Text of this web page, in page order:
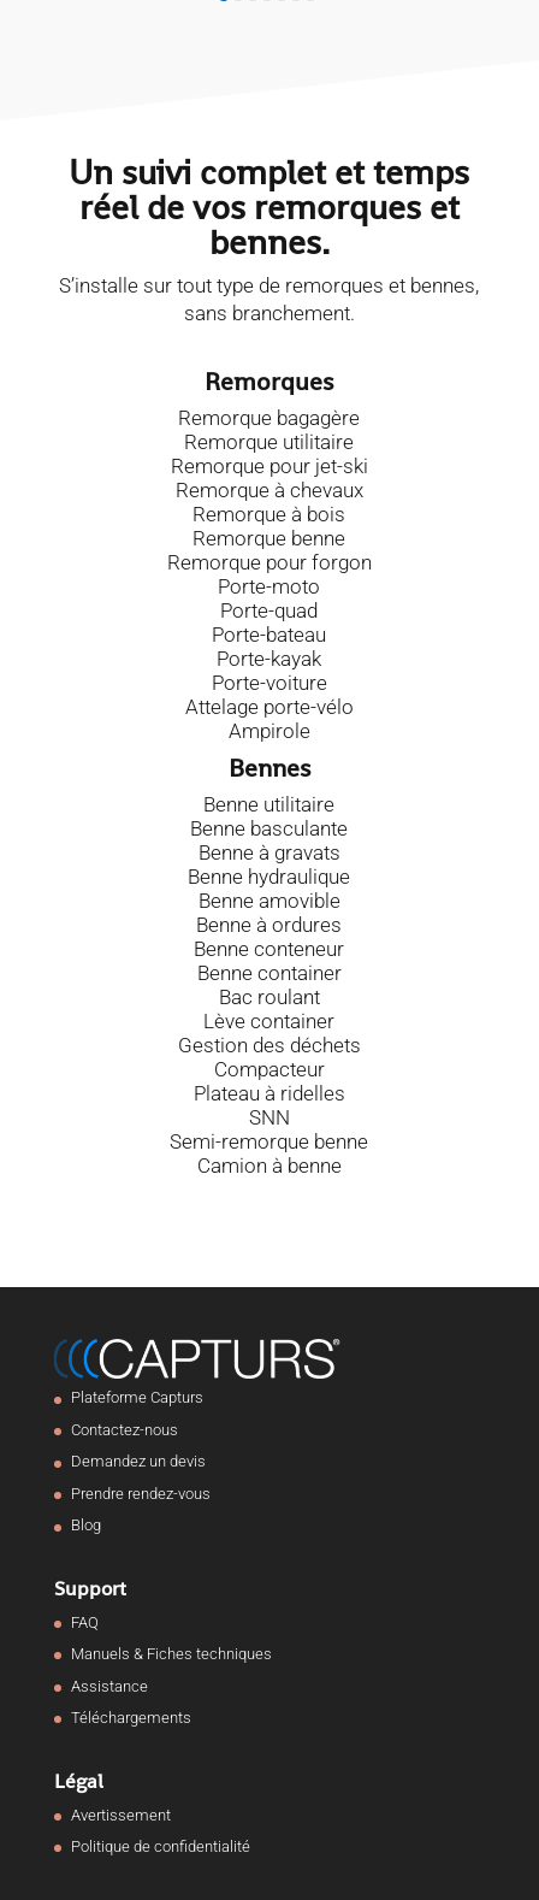
Un suivi complet et temps
réel de vos remorques et
bennes.
S’installe sur tout type de remorques et bennes,
sans branchement.
Remorques
Remorque bagagère
Remorque utilitaire
Remorque pour jet-ski
Remorque à chevaux
Remorque à bois
Remorque benne
Remorque pour forgon
Porte-moto
Porte-quad
Porte-bateau
Porte-kayak
Porte-voiture
Attelage porte-vélo
Ampirole
Bennes
Benne utilitaire
Benne basculante
Benne à gravats
Benne hydraulique
Benne amovible
Benne à ordures
Benne conteneur
Benne container
Bac roulant
Lève container
Gestion des déchets
Compacteur
Plateau à ridelles
SNN
Semi-remorque benne
Camion à benne
Plateforme Capturs
Contactez-nous
Demandez un devis
Prendre rendez-vous
Blog
Support
FAQ
Manuels & Fiches techniques
Assistance
Téléchargements
Légal
Avertissement
Politique de confidentialité